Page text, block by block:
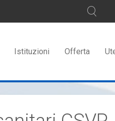
Istituzioni Offerta